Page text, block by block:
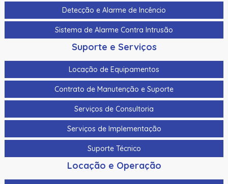
Detecção e Alarme de Incêncio
Sistema de Alarme Contra Intrusão
Suporte e Serviços
Locação de Equipamentos
Contrato de Manutenção e Suporte
Serviços de Consultoria
Serviços de Implementação
Suporte Técnico
Locação e Operação